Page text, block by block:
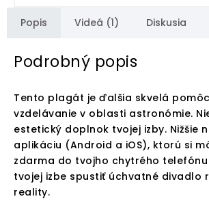
Popis Videá (1) Diskusia
Podrobný popis
Tento plagát je ďalšia skvelá
vzdelávanie v oblasti astronómie.
estetický doplnok tvojej izby. Nižšie
aplikáciu (Android a iOS), ktorú si
zdarma do tvojho chytrého
tvojej izbe spustiť úchvatné divadlo
reality.